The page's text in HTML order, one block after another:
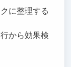
に整理する
から効果検